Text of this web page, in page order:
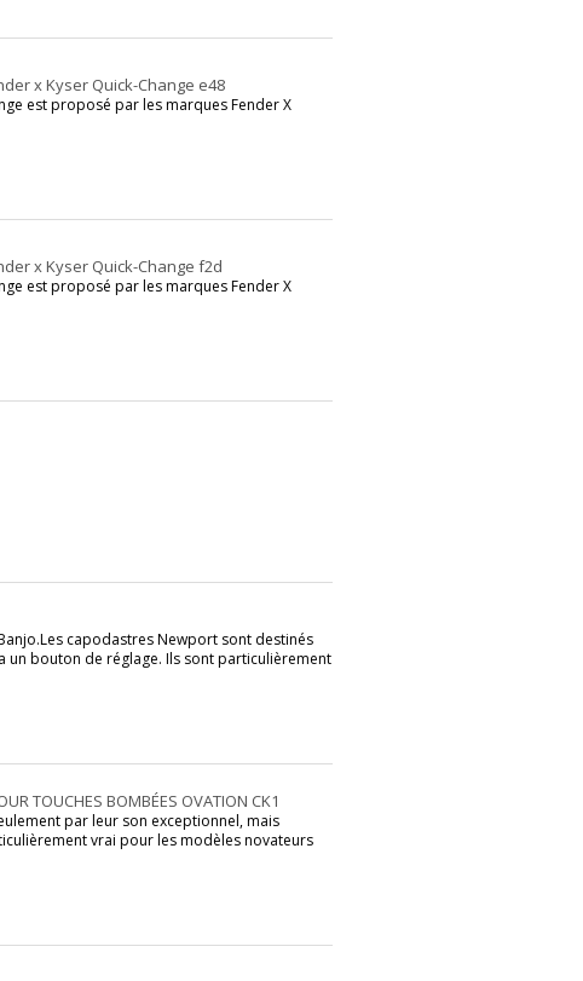
x Kyser Quick-Change e48
est proposé par les marques Fender X
x Kyser Quick-Change f2d
est proposé par les marques Fender X
capodastres Newport sont destinés
un bouton de réglage. Ils sont particulièrement
TOUCHES BOMBÉES OVATION CK1
par leur son exceptionnel, mais
vrai pour les modèles novateurs